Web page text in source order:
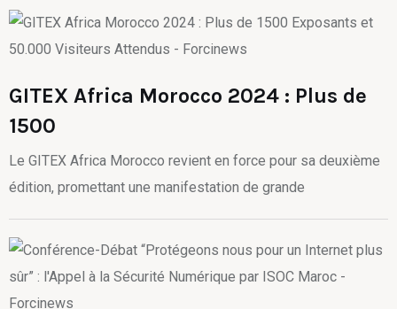
GITEX Africa Morocco 2024 : Plus de
1500
Le GITEX Africa Morocco revient en force pour sa deuxième
édition, promettant une manifestation de grande